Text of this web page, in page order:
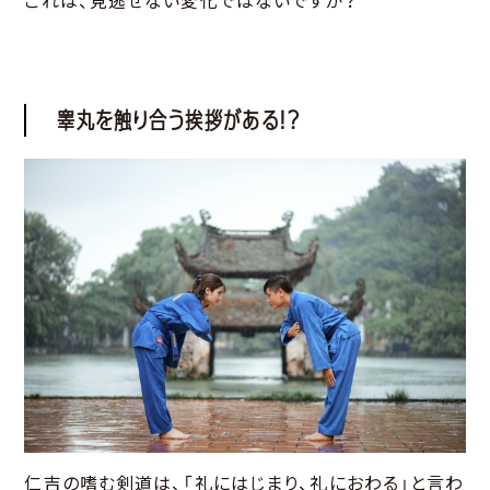
睾丸を触り合う挨拶がある！？
仁吉の嗜む剣道は、「礼にはじまり、礼におわる」と言わ